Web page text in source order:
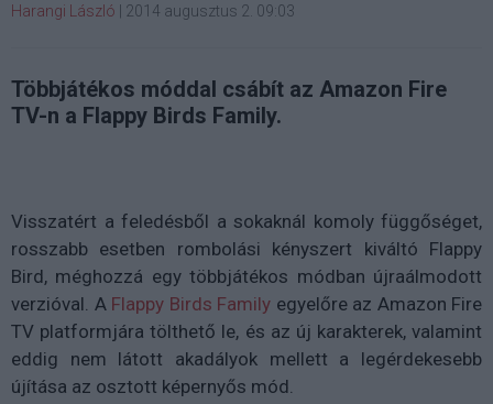
Harangi László 2014 augusztus 2. 09:03
Többjátékos móddal csábít az Amazon Fire
TV-n a Flappy Birds Family.
Visszatért a feledésből a sokaknál komoly függőséget,
rosszabb esetben rombolási kényszert kiváltó Flappy
Bird, méghozzá egy többjátékos módban újraálmodott
verzióval. A Flappy Birds Family egyelőre az Amazon Fire
TV platformjára tölthető le, és az új karakterek, valamint
eddig nem látott akadályok mellett a legérdekesebb
újítása az osztott képernyős mód.